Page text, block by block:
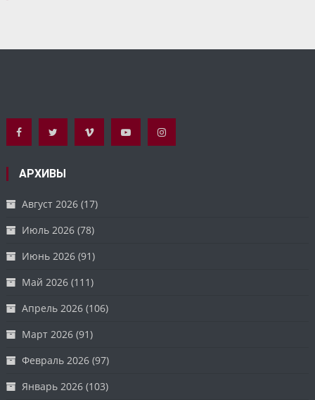
АРХИВЫ
Август 2026 (17)
Июль 2026 (78)
Июнь 2026 (91)
Май 2026 (111)
Апрель 2026 (106)
Март 2026 (91)
Февраль 2026 (97)
Январь 2026 (103)